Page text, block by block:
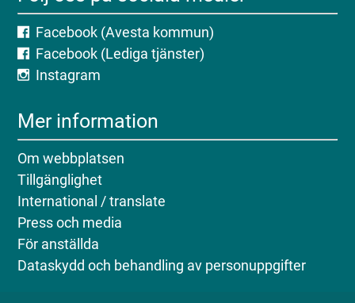
Facebook (Avesta kommun)
Facebook (Lediga tjänster)
Instagram
Mer information
Om webbplatsen
Tillgänglighet
International / translate
Press och media
För anställda
Dataskydd och behandling av personuppgifter